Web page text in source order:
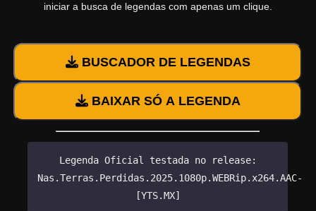
iniciar a busca de legendas com apenas um clique.
BUSCADOR DE LEGENDAS
BAIXAR SÓ A LEGENDA
Legenda Oficial testada no release:
Nas.Terras.Perdidas.2025.1080p.WEBRip.x264.AAC-
[YTS.MX]